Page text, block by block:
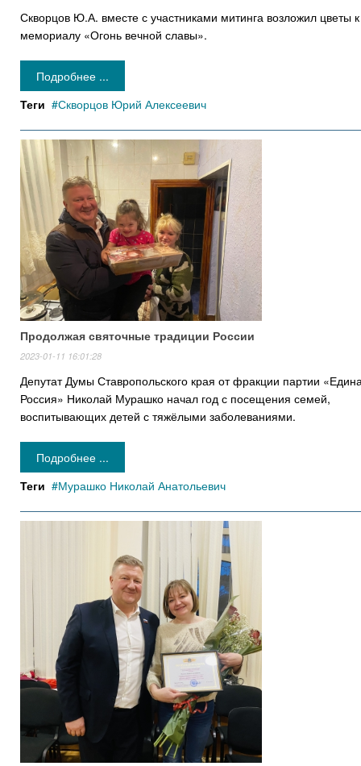
Скворцов Ю.А. вместе с участниками митинга возложил цветы к
мемориалу «Огонь вечной славы».
Подробнее ...
Теги
Скворцов Юрий Алексеевич
Продолжая святочные традиции России
2023-01-11 16:01:28
Депутат Думы Ставропольского края от фракции партии
Россия» Николай Мурашко начал год с посещения семей,
воспитывающих детей с тяжёлыми заболеваниями.
Подробнее ...
Теги
Мурашко Николай Анатольевич